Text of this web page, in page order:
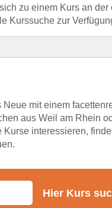
zu einem Kurs an
Kurssuche zur
am Rhein
VHS-Kurs
am Rhein
mit einem
aus Weil am Rhein
interessieren,